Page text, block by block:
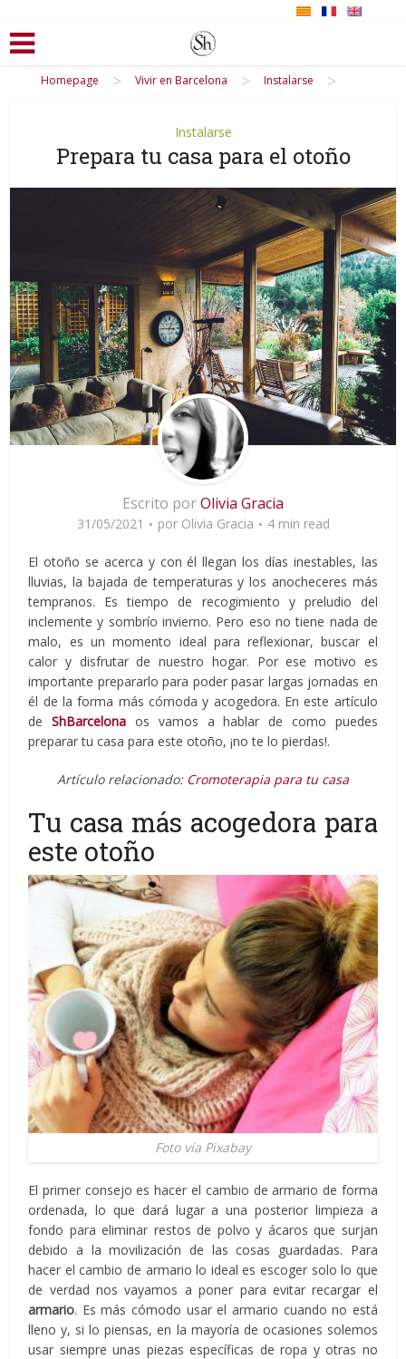
Homepage > Vivir en Barcelona > Instalarse >
Instalarse
Prepara tu casa para el otoño
Escrito porOlivia Gracia
31/05/2021 por Olivia Gracia 4 min read
El otoño se acerca y con él llegan los días inestables, las
lluvias, la bajada de temperaturas y los anocheceres más
tempranos. Es tiempo de recogimiento y preludio del
inclemente y sombrío invierno. Pero eso no tiene nada de
malo, es un momento ideal para reflexionar, buscar el
calor y disfrutar de nuestro hogar. Por ese motivo es
importante prepararlo para poder pasar largas jornadas en
él de la forma más cómoda y acogedora. En este artículo
deShBarcelona os vamos a hablar de como puedes
preparar tu casa para este otoño, ¡no te lo pierdas!.
Artículo relacionado: Cromoterapia para tu casa
Tu casa más acogedora para
este otoño
Foto vía Pixabay
El primer consejo es hacer el cambio de armario de forma
ordenada, lo que dará lugar a una posterior limpieza a
fondo para eliminar restos de polvo y ácaros que surjan
debido a la movilización de las cosas guardadas. Para
hacer el cambio de armario lo ideal es escoger solo lo que
de verdad nos vayamos a poner para evitar recargar el
armario. Es más cómodo usar el armario cuando no está
lleno y, si lo piensas, en la mayoría de ocasiones solemos
usar siempre unas piezas específicas de ropa y otras no